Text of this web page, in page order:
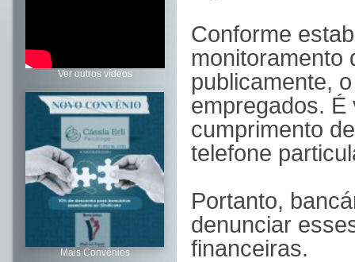
Ver outros vídeos
Mais Convênios
Conforme
monitoramento
publicamente,
empregados. É
cumprimento
telefone
Portanto,
denunciar
financeiras.